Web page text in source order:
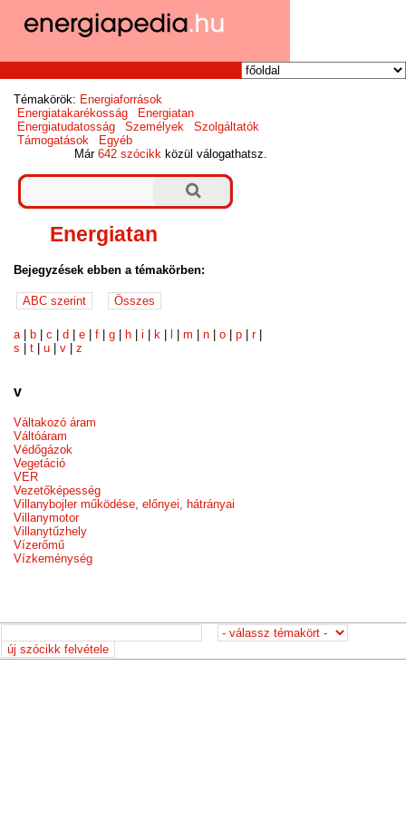
Témakörök: Energiaforrások
Energiatakarékosság
Energiatan
Energiatudatosság
Személyek
Szolgáltatók
Támogatások
Egyéb
Már642 szócikk közül válogathatsz.
Energiatan
Bejegyzések ebben a témakörben:
a b |c |d |e |f |g h |i k |m |n |o |p |r|
s |t |u |v |z
v
Váltakozó áram
Váltóáram
Védőgázok
Vegetáció
VER
Vezetőképesség
Villanybojler működése, előnyei, hátrányai
Villanymotor
Villanytűzhely
Vízerőmű
Vízkeménység